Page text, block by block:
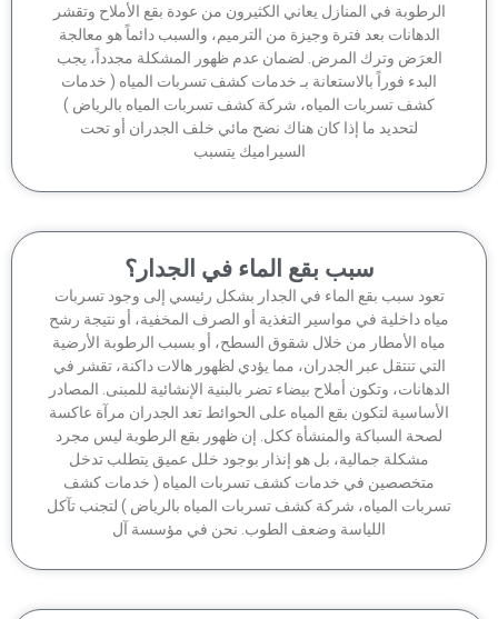
في المنازل يعاني الكثيرون من عودة بقع الأملاح وتقشر
الدهانات بعد فترة وجيزة من الترميم، والسبب دائماً هو معالجة
العرَض وترك المرض. لضمان عدم ظهور المشكلة مجدداً، يجب
البدء فوراً بالاستعانة بـ خدمات كشف تسربات المياه ( خدمات
كشف تسربات المياه، شركة كشف تسربات المياه بالرياض )
لتحديد ما إذا كان هناك نضح مائي خلف الجدران أو تحت
السيراميك يتسبب
سبب بقع الماء في الجدار؟
سبب بقع الماء في الجدار بشكل رئيسي إلى وجود تسربات
داخلية في مواسير التغذية أو الصرف المخفية، أو نتيجة رشح
الأمطار من خلال شقوق السطح، أو بسبب الرطوبة الأرضية
تنتقل عبر الجدران، مما يؤدي لظهور هالات داكنة، تقشر في
وتكون أملاح بيضاء تضر بالبنية الإنشائية للمبنى. المصادر
لتكون بقع المياه على الحوائط تعد الجدران مرآة عاكسة
لصحة السباكة والمنشأة ككل. إن ظهور بقع الرطوبة ليس مجرد
مشكلة جمالية، بل هو إنذار بوجود خلل عميق يتطلب تدخل
متخصصين في خدمات كشف تسربات المياه ( خدمات كشف
المياه، شركة كشف تسربات المياه بالرياض ) لتجنب تآكل
اللياسة وضعف الطوب. نحن في مؤسسة آل